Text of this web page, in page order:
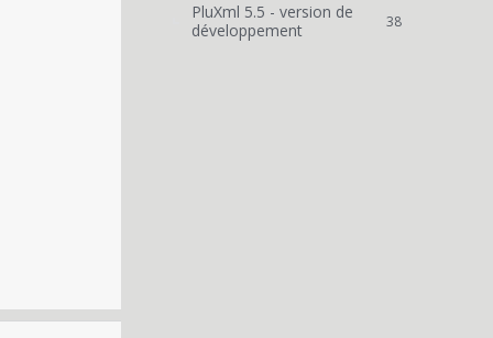
38
PluXml 5.5 - version de
développement